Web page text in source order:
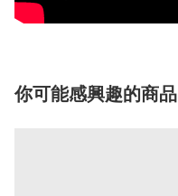
你可能感興趣的商品